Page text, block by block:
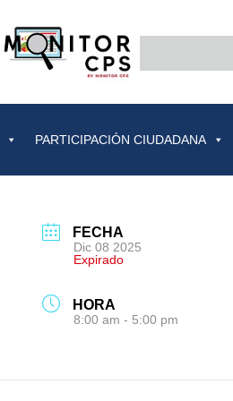
PARTICIPACIÓN CIUDADANA
FECHA
Dic 08 2025
Expirado
HORA
8:00 am - 5:00 pm